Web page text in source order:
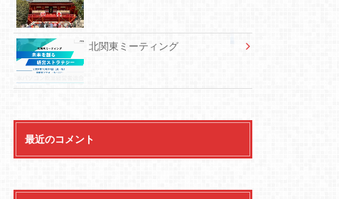
北関東ミーティング
最近のコメント